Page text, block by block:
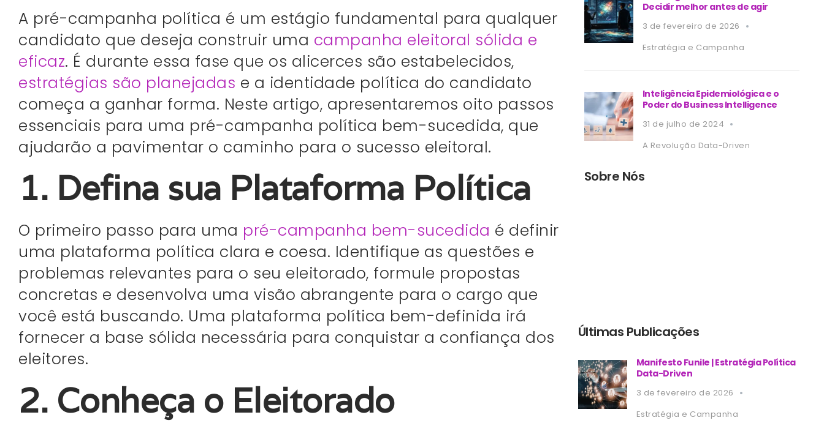
A pré-campanha política é um estágio fundamental para qualquer
candidato que deseja construir uma campanha eleitoral sólida e
eficaz. É durante essa fase que os alicerces são estabelecidos,
estratégias são planejadas e a identidade política do candidato
começa a ganhar forma. Neste artigo, apresentaremos oito passos
essenciais para uma pré-campanha política bem-sucedida, que
ajudarão a pavimentar o caminho para o sucesso eleitoral.
1. Defina sua Plataforma Política
O primeiro passo para uma pré-campanha bem-sucedida é definir
uma plataforma política clara e coesa. Identifique as questões e
problemas relevantes para o seu eleitorado, formule propostas
concretas e desenvolva uma visão abrangente para o cargo que
você está buscando. Uma plataforma política bem-definida irá
fornecer a base sólida necessária para conquistar a confiança dos
eleitores.
2. Conheça o Eleitorado
Decidir melhor antes de agir
3 de fevereiro de 2026
Estratégia e Campanha
Inteligência Epidemiológica e o
Poder do Business Intelligence
31 de julho de 2024
A Revolução Data-Driven
Sobre Nós
Últimas Publicações
Manifesto Funile | Estratégia Política
Data-Driven
3 de fevereiro de 2026
Estratégia e Campanha